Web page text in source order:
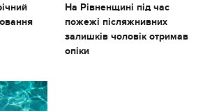
На Рівненщині під час
пожежі післяжнивних
залишків чоловік отримав
опіки